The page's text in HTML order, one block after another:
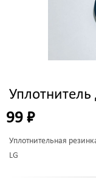
Уплотнитель
99 ₽
Уплотнительная
LG